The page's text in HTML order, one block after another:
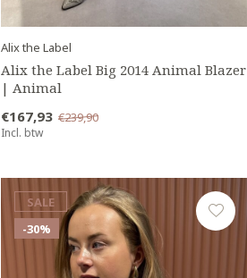
Alix the Label
Alix the Label Big 2014 Animal Blazer
| Animal
€167,93 €239,90
Incl. btw
SALE
-30%